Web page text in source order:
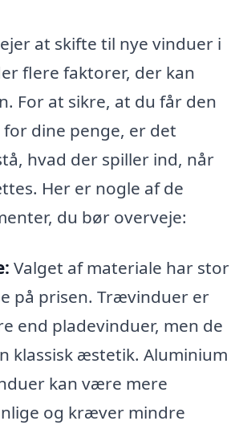
at skifte til nye vinduer i
flere faktorer, der kan
For at sikre, at du får den
dine penge, er det
hvad der spiller ind, når
Her er nogle af de
du bør overveje:
Valget af materiale har stor
på prisen. Trævinduer er
end pladevinduer, men de
klassisk æstetik. Aluminium
kan være mere
og kræver mindre